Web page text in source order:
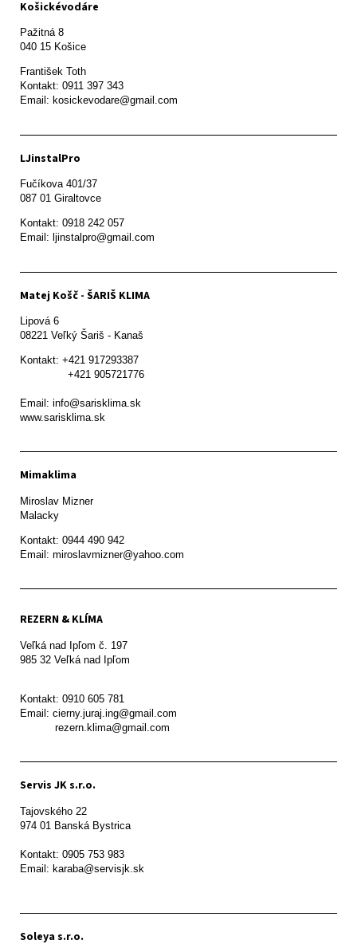
Košickévodáre
Pažitná 8
František Toth
Kontakt: 0911 397 343
Email: kosickevodare@gmail.com
LJinstalPro
Fučíkova 401/37
087 01 Giraltovce
Kontakt: 0918 242 057
Email: ljinstalpro@gmail.com
Matej Košč - ŠARIŠ KLIMA
Lipová 6
08221 Veľký Šariš - Kanaš
Kontakt: +421 917293387
Email: info@sarisklima.sk
www.sarisklima.sk
Mimaklima
Miroslav Mizner
Malacky
Kontakt: 0944 490 942
REZERN & KLÍMA
Veľká nad Ipľom č. 197
985 32 Veľká nad Ipľom
Kontakt: 0910 605 781
Email: cierny.juraj.ing@gmail.com
           rezern.klima@gmail.com
Servis JK s.r.o.
Tajovského 22
974 01 Banská Bystrica
Kontakt: 0905 753 983
Email: karaba@servisjk.sk
Soleya s.r.o.